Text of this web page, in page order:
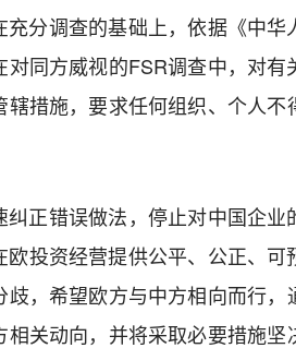
分调查的基础上，依据《中华
同方威视的FSR调查中，对有
措施，要求任何组织、个人不
正错误做法，停止对中国企业
投资经营提供公平、公正、可
，希望欧方与中方相向而行，
关动向，并将采取必要措施坚